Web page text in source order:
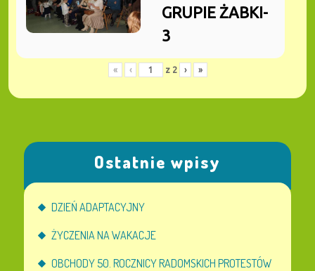
GRUPIE ŻABKI-
3
« ‹ z 2 › »
Ostatnie wpisy
DZIEŃ ADAPTACYJNY
ŻYCZENIA NA WAKACJE
OBCHODY 50. ROCZNICY RADOMSKICH PROTESTÓW